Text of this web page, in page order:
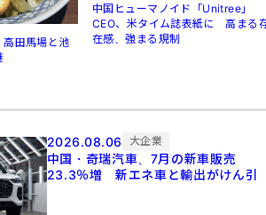
高田馬場と池
中国ヒューマノイド「Unitree」
CEO、米タイム誌表紙に 高まる
在感、強まる規制
2026.08.06 大企業
中国・奇瑞汽車、7月の新車販売
23.3％増 新エネ車と輸出がけん引